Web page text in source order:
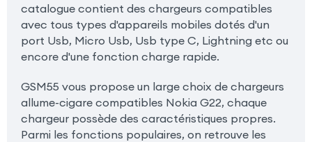
catalogue contient des chargeurs compatibles
avec tous types d'appareils mobiles dotés d'un
port Usb, Micro Usb, Usb type C, Lightning etc ou
encore d'une fonction charge rapide.
GSM55 vous propose un large choix de chargeurs
allume-cigare compatibles Nokia G22, chaque
chargeur possède des caractéristiques propres.
Parmi les fonctions populaires, on retrouve les